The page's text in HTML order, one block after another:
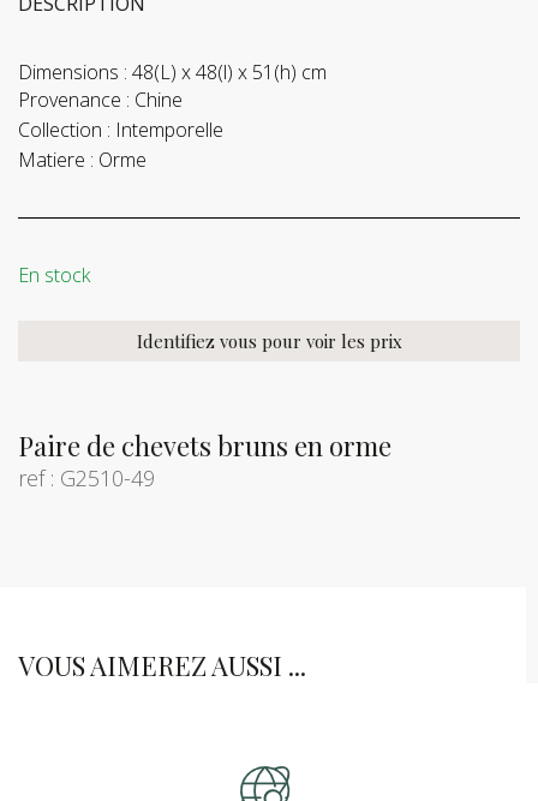
Paire de chevets bruns en orme
ref : G2510-49
Dimensions : 48(L) x 48(l) x 51(h) cm
Provenance : Chine
Collection : Intemporelle
Matiere : Orme
En stock
Identifiez vous pour voir les prix
VOUS AIMEREZ AUSSI ...